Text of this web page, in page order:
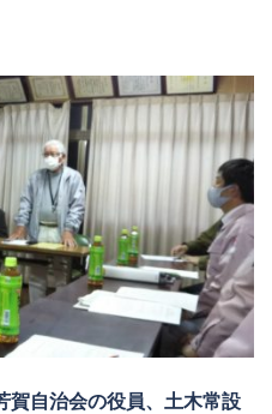
賀自治会の役員、土木常設